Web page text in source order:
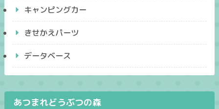
キャンピングカー
きせかえパーツ
データベース
あつまれどうぶつの森